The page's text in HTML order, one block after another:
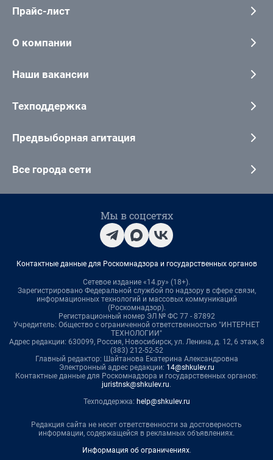
Прайс-лист
О компании
Наши вакансии
Техподдержка
Предвыборная агитация
Все города сети
Мы в соцсетях
Контактные данные для Роскомнадзора и государственных органов
Сетевое издание «14.ру» (18+).
Зарегистрировано Федеральной службой по надзору в сфере связи,
информационных технологий и массовых коммуникаций
(Роскомнадзор).
Регистрационный номер ЭЛ № ФС 77 - 87892
Учредитель: Общество с ограниченной ответственностью "ИНТЕРНЕТ
ТЕХНОЛОГИИ"
Адрес редакции: 630099, Россия, Новосибирск, ул. Ленина, д. 12, 6 этаж, 8
(383) 212-52-52
Главный редактор: Шайтанова Екатерина Александровна
Электронный адрес редакции: 14@shkulev.ru
Контактные данные для Роскомнадзора и государственных органов:
juristnsk@shkulev.ru.
Техподдержка: help@shkulev.ru
Редакция сайта не несет ответственности за достоверность
информации, содержащейся в рекламных объявлениях.
Информация об ограничениях.